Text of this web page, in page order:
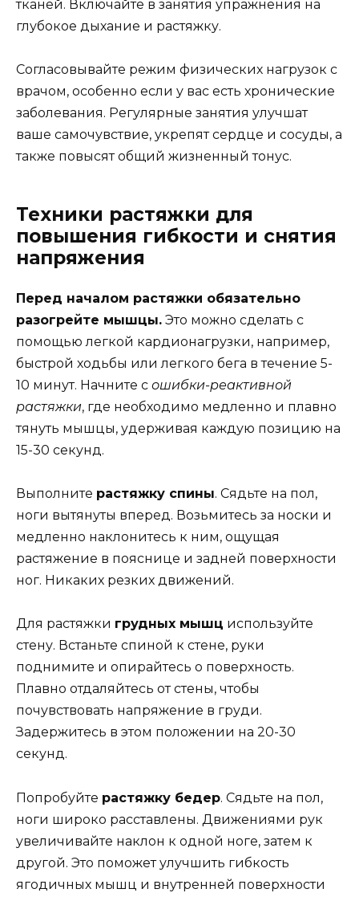
тканей. Включайте в занятия упражнения на
глубокое дыхание и растяжку.
Согласовывайте режим физических нагрузок с
врачом, особенно если у вас есть хронические
заболевания. Регулярные занятия улучшат
ваше самочувствие, укрепят сердце и сосуды, а
также повысят общий жизненный тонус.
Техники растяжки для
повышения гибкости и снятия
напряжения
Перед началом растяжки обязательно
разогрейте мышцы. Это можно сделать с
помощью легкой кардионагрузки, например,
быстрой ходьбы или легкого бега в течение 5-
10 минут. Начните с ошибки-реактивной
растяжки, где необходимо медленно и плавно
тянуть мышцы, удерживая каждую позицию на
15-30 секунд.
Выполните растяжку спины. Сядьте на пол,
ноги вытянуты вперед. Возьмитесь за носки и
медленно наклонитесь к ним, ощущая
растяжение в пояснице и задней поверхности
ног. Никаких резких движений.
Для растяжки грудных мышц используйте
стену. Встаньте спиной к стене, руки
поднимите и опирайтесь о поверхность.
Плавно отдаляйтесь от стены, чтобы
почувствовать напряжение в груди.
Задержитесь в этом положении на 20-30
секунд.
Попробуйте растяжку бедер. Сядьте на пол,
ноги широко расставлены. Движениями рук
увеличивайте наклон к одной ноге, затем к
другой. Это поможет улучшить гибкость
ягодичных мышц и внутренней поверхности